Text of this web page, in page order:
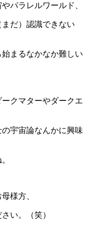
パラレルワールド、
だ）認識できない
まるなかなか難しい
クマターやダークエ
宇宙論なんかに興味
様方、
い。（笑）